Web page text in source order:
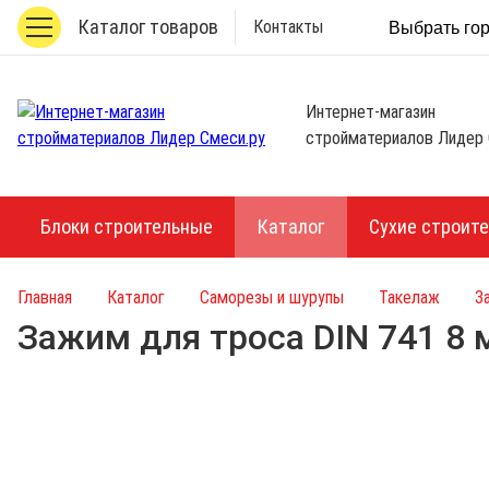
Каталог товаров Контакты Выбрать
Интернет-магазин
стройматериалов Лидер
Блоки строительные Каталог Сухие
Главная Каталог Саморезы и шурупы Такелаж
Зажим для троса DIN 741 8